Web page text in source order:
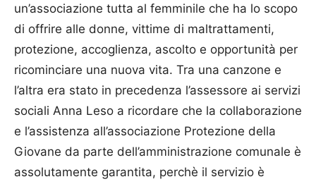
un’associazione tutta al femminile che ha lo scopo
di offrire alle donne, vittime di maltrattamenti,
protezione, accoglienza, ascolto e opportunità per
ricominciare una nuova vita. Tra una canzone e
l’altra era stato in precedenza l’assessore ai servizi
sociali Anna Leso a ricordare che la collaborazione
e l’assistenza all’associazione Prote­zione della
Giovane da parte dell’amministrazione comunale è
assolutamente garantita, perchè il servizio è